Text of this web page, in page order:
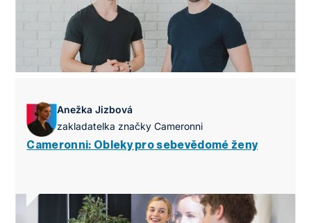
Anežka Jizbová
zakladatelka značky Cameronni
Cameronni: Obleky pro sebevědomé ženy